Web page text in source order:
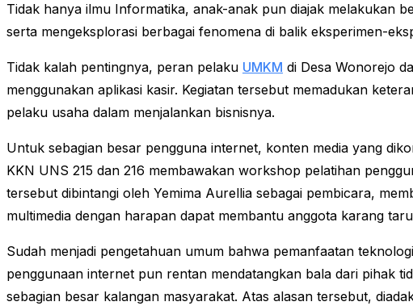
Tidak hanya ilmu Informatika, anak-anak pun diajak melakukan
serta mengeksplorasi berbagai fenomena di balik eksperimen-
Tidak kalah pentingnya, peran pelaku UMKM di Desa Wonorejo
menggunakan aplikasi kasir. Kegiatan tersebut memadukan
pelaku usaha dalam menjalankan bisnisnya.
Untuk sebagian besar pengguna internet, konten media yang
KKN UNS 215 dan 216 membawakan workshop pelatihan
tersebut dibintangi oleh Yemima Aurellia sebagai pembicara,
multimedia dengan harapan dapat membantu anggota karang
Sudah menjadi pengetahuan umum bahwa pemanfaatan
penggunaan internet pun rentan mendatangkan bala dari pihak
sebagian besar kalangan masyarakat. Atas alasan tersebut,